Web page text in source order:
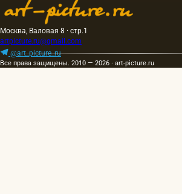
Москва, Валовая 8 · стр.1
artpicture.ru@gmail.com
@art_picture_ru
Все права защищены. 2010 — 2026 · art-picture.ru